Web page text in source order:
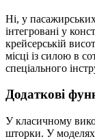
Ні, у
інтегровані у
крейсерській
місці із силою в
спеціального
Додаткові
У класичному
шторки. У